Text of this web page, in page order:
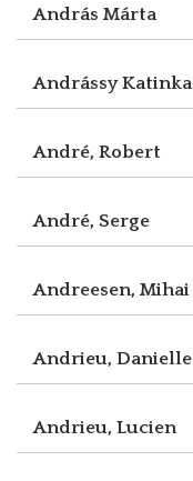
András Márta
Andrássy Katinka
André, Robert
André, Serge
Andreesen, Mihai
Andrieu, Danielle
Andrieu, Lucien